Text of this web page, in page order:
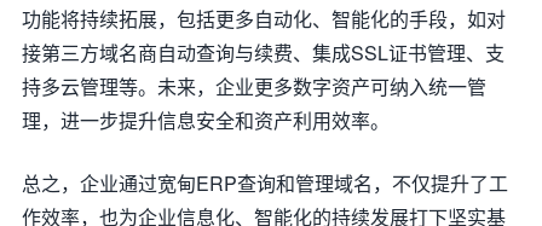
功能将持续拓展，包括更多自动化、智能化的手段，如对
接第三方域名商自动查询与续费、集成SSL证书管理、支
持多云管理等。未来，企业更多数字资产可纳入统一管
理，进一步提升信息安全和资产利用效率。
总之，企业通过宽甸ERP查询和管理域名，不仅提升了工
作效率，也为企业信息化、智能化的持续发展打下坚实基